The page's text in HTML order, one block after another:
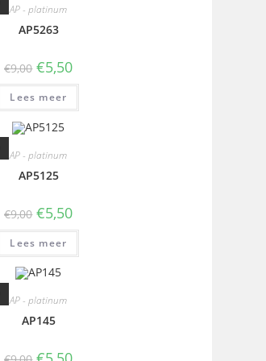
AP - platinum
AP5263
€9,00 €5,50
Lees meer
AP - platinum
AP5125
€9,00 €5,50
Lees meer
AP - platinum
AP145